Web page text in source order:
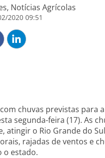
Notícias Agrícolas
2020 09:51
chuvas previstas para
segunda-feira (17). As
atingir o Rio Grande do
rajadas de ventos e
o estado.